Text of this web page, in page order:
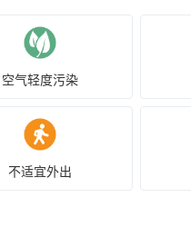
空气轻度污染
不适宜外出